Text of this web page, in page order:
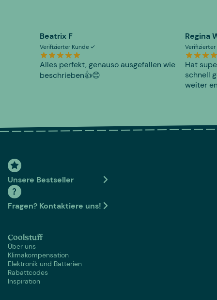
Beatrix F
Verifizierter Kunde
Alles perfekt, genauso ausgefallen wie
beschrieben👍😊
Regina
Hat
schnell
weiter
Unsere Bestseller
Fragen? Kontaktiere uns!
Coolstuff
Über uns
Klimakompensation
Elektronik und Batterien
Rabattcodes
Inspiration